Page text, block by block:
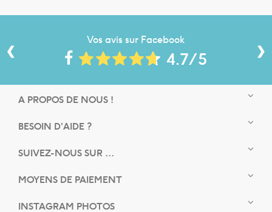
Vos avis sur Facebook
4.7/5
‹ ›
A PROPOS DE NOUS !
BESOIN D’AIDE ?
SUIVEZ-NOUS SUR ...
MOYENS DE PAIEMENT
INSTAGRAM PHOTOS